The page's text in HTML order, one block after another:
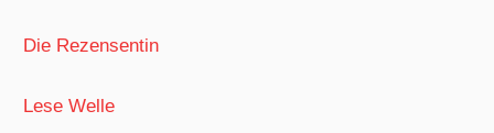
Die Rezensentin
Lese Welle